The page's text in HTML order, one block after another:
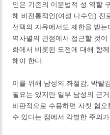
인은 기존의 이분법적 성 역할
해 비전통적인(여성 다수인) 진
선택의 자유에서도 제한을 받
역차별의 관점에서 접근할 것
화에서 비롯된 도전에 대해 함
해야 한다.
이를 위해 남성의 좌절감, 박탈
필요는 있지만 일부 남성의 근
비판적으로 수용하면 자칫 혐
수 있다는 점에서 각별한 주의